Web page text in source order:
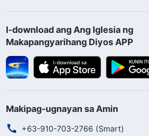
I-download ang Ang Iglesia ng
Makapangyarihang Diyos APP
Makipag-ugnayan sa Amin
+63-910-703-2766 (Smart)